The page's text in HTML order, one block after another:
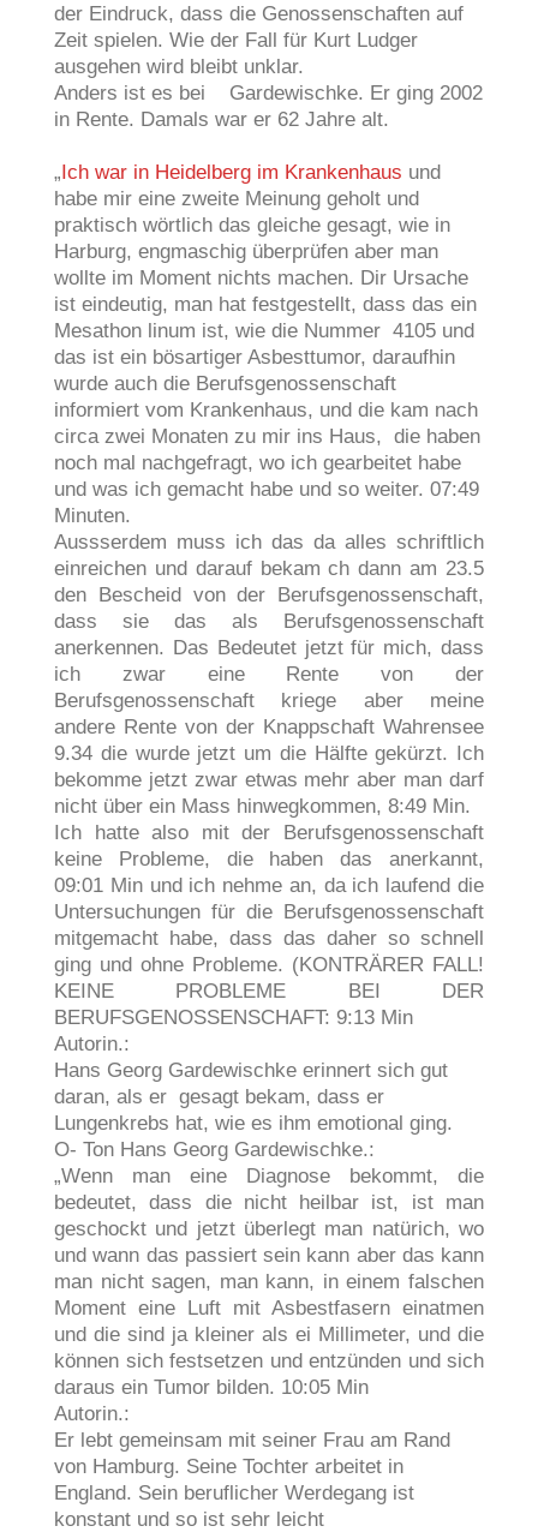
der Eindruck, dass die Genossenschaften auf
Zeit spielen. Wie der Fall für Kurt Ludger
ausgehen wird bleibt unklar.
Anders ist es bei Gardewischke. Er ging 2002
in Rente. Damals war er 62 Jahre alt.
„ Ich war in Heidelberg im Krankenhaus und
habe mir eine zweite Meinung geholt und
praktisch wörtlich das gleiche gesagt, wie in
Harburg, engmaschig überprüfen aber man
wollte im Moment nichts machen. Dir Ursache
ist eindeutig, man hat festgestellt, dass das ein
Mesathon linum ist, wie die Nummer 4105 und
das ist ein bösartiger Asbesttumor, daraufhin
wurde auch die Berufsgenossenschaft
informiert vom Krankenhaus, und die kam nach
circa zwei Monaten zu mir ins Haus, die haben
noch mal nachgefragt, wo ich gearbeitet habe
und was ich gemacht habe und so weiter. 07:49
Minuten.
Aussserdem muss ich das da alles schriftlich
einreichen und darauf bekam ch dann am 23.5
den Bescheid von der Berufsgenossenschaft,
dass sie das als Berufsgenossenschaft
anerkennen. Das Bedeutet jetzt für mich, dass
ich zwar eine Rente von der
Berufsgenossenschaft kriege aber meine
andere Rente von der Knappschaft Wahrensee
9.34 die wurde jetzt um die Hälfte gekürzt. Ich
bekomme jetzt zwar etwas mehr aber man darf
nicht über ein Mass hinwegkommen, 8:49 Min.
Ich hatte also mit der Berufsgenossenschaft
keine Probleme, die haben das anerkannt,
09:01 Min und ich nehme an, da ich laufend die
Untersuchungen für die Berufsgenossenschaft
mitgemacht habe, dass das daher so schnell
ging und ohne Probleme. (KONTRÄRER FALL!
KEINE PROBLEME BEI DER
BERUFSGENOSSENSCHAFT: 9:13 Min
Autorin.:
Hans Georg Gardewischke erinnert sich gut
daran, als er gesagt bekam, dass er
Lungenkrebs hat, wie es ihm emotional ging.
O- Ton Hans Georg Gardewischke.:
„Wenn man eine Diagnose bekommt, die
bedeutet, dass die nicht heilbar ist, ist man
geschockt und jetzt überlegt man natürich, wo
und wann das passiert sein kann aber das kann
man nicht sagen, man kann, in einem falschen
Moment eine Luft mit Asbestfasern einatmen
und die sind ja kleiner als ei Millimeter, und die
können sich festsetzen und entzünden und sich
daraus ein Tumor bilden. 10:05 Min
Autorin.:
Er lebt gemeinsam mit seiner Frau am Rand
von Hamburg. Seine Tochter arbeitet in
England. Sein beruflicher Werdegang ist
konstant und so ist sehr leicht